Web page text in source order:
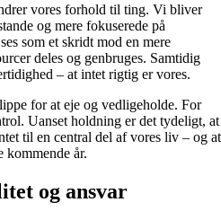
vores forhold til ting. Vi bliver
og mere fokuserede på
som et skridt mod en mere
deles og genbruges. Samtidig
– at intet rigtig er vores.
for at eje og vedligeholde. For
Uanset holdning er det tydeligt, at
til en central del af vores liv – og at
kommende år.
og ansvar